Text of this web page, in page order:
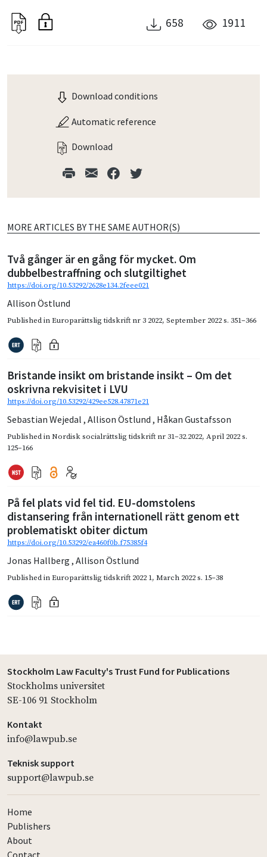
658 1911
Download conditions
Automatic reference
Download
MORE ARTICLES BY THE SAME AUTHOR(S)
Två gånger är en gång för mycket. Om
dubbelbestraffning och slutgiltighet
https://doi.org/10.53292/2628e134.2feee021
Allison Östlund
Published inEuroparättslig tidskrift nr 3 2022, September 2022s. 351–366
Bristande insikt om bristande insikt – Om det
oskrivna rekvisitet i LVU
https://doi.org/10.53292/429ee528.47871e21
Sebastian Wejedal , Allison Östlund , Håkan Gustafsson
Published inNordisk socialrättslig tidskrift nr 31–32.2022, April 2022s.
125–166
På fel plats vid fel tid. EU-domstolens
distansering från internationell rätt genom ett
problematiskt obiter dictum
https://doi.org/10.53292/ea460f0b.f75385f4
Jonas Hallberg , Allison Östlund
Published inEuroparättslig tidskrift 2022 1, March 2022s. 15–38
Stockholm Law Faculty's Trust Fund for Publications
Stockholms universitet
SE-106 91 Stockholm
Kontakt
info@lawpub.se
Teknisk support
support@lawpub.se
Home
Publishers
About
Contact